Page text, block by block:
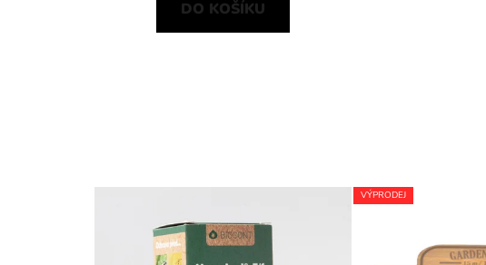
DO KOŠÍKU
VÝPRODEJ